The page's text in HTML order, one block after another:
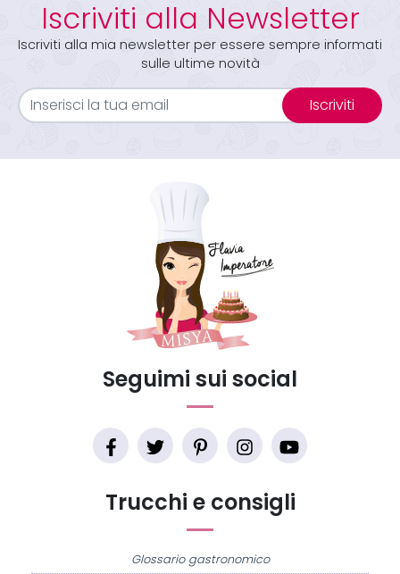
Iscriviti alla Newsletter
Iscriviti alla mia newsletter per essere sempre informati
sulle ultime novità
Iscriviti
Trucchi e consigli
Glossario gastronomico
Seguimi sui social